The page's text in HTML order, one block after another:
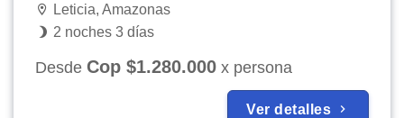
Leticia, Amazonas
2 noches 3 días
Desde Cop $1.280.000 x persona
Ver detalles